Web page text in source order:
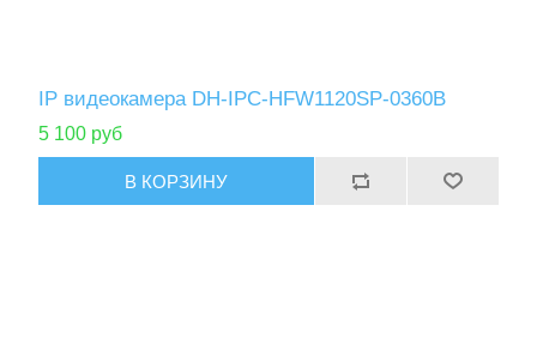
IP видеокамера DH-IPC-HFW1120SP-0360B
5 100 руб